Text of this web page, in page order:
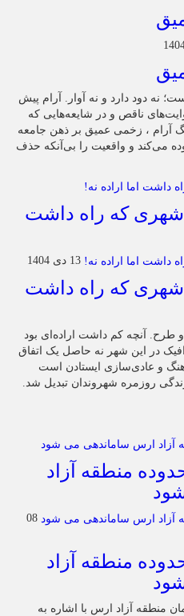
نه دود دارد و نه آوار. آرام پیش
ناقص و در شایعه‌هایی که
آرام ، زخمی عمیق بر ذهن جامعه
می‌کند و واقعیت را بی‌آنکه حذف
که راه داشت
13 دی 1404
که راه داشت
و طرح. آنچه کم داشت اراده‌ای بود
در این شهر نه حاصل یک اتفاق
و عادی‌سازی ایستادن است
روزمره شهروندان تبدیل شد.
منطقه آزاد
08
منطقه آزاد
منطقه آزاد ارس با اشاره به